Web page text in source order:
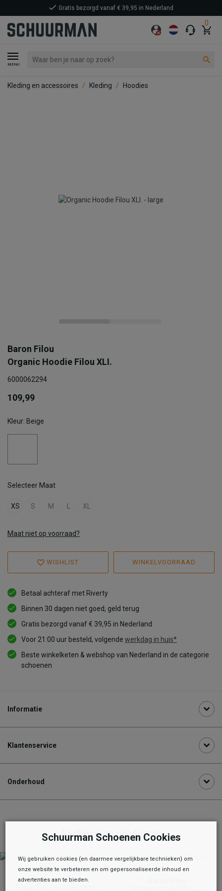
0
MENU
Gratis bezorgd vanaf € 39,95 in Nederland
Kleding en accessoires Kleding Hoodies
Baron Filou
Organic Hoodie Filou XLI.
6000062294
109,99
Kleur: Beige
Selecteer Maat
XS S M XL
Maat niet op voorraad?
WISHLIST WINKELVOORRAAD
Betaal achteraf met Riverty
Binnen 30 dagen niet goed, geld terug
Gratis bezorgd vanaf € 39,95 in Nederland
Voor 21:00 uur besteld, volgende werkdag in huis*
Beste winkelketen & webshop van Nederland in de categorie
schoenen
Informatie
Klantenservice
Onderhoud
Aanbevolen producten
Baron Filou
Schuurman Schoenen Cookies
Wij gebruiken cookies (en daarmee vergelijkbare technieken) om
onze website te verbeteren en om gepersonaliseerde inhoud en
advertenties aan te bieden.